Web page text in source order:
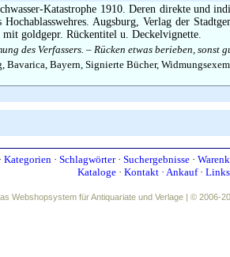
Katastrophe 1910. Deren direkte und
Hochablasswehres. Augsburg, Verlag der
goldgepr. Rückentitel u. Deckelvignette.
des Verfassers. – Rücken etwas berieben, sonst
Bavarica, Bayern, Signierte Bücher,
· Kategorien · Schlagwörter· Suchergebnisse ·
Kataloge· Kontakt· Ankauf· Links
Webshopsystem für Antiquariate und Verlage | © 2006-